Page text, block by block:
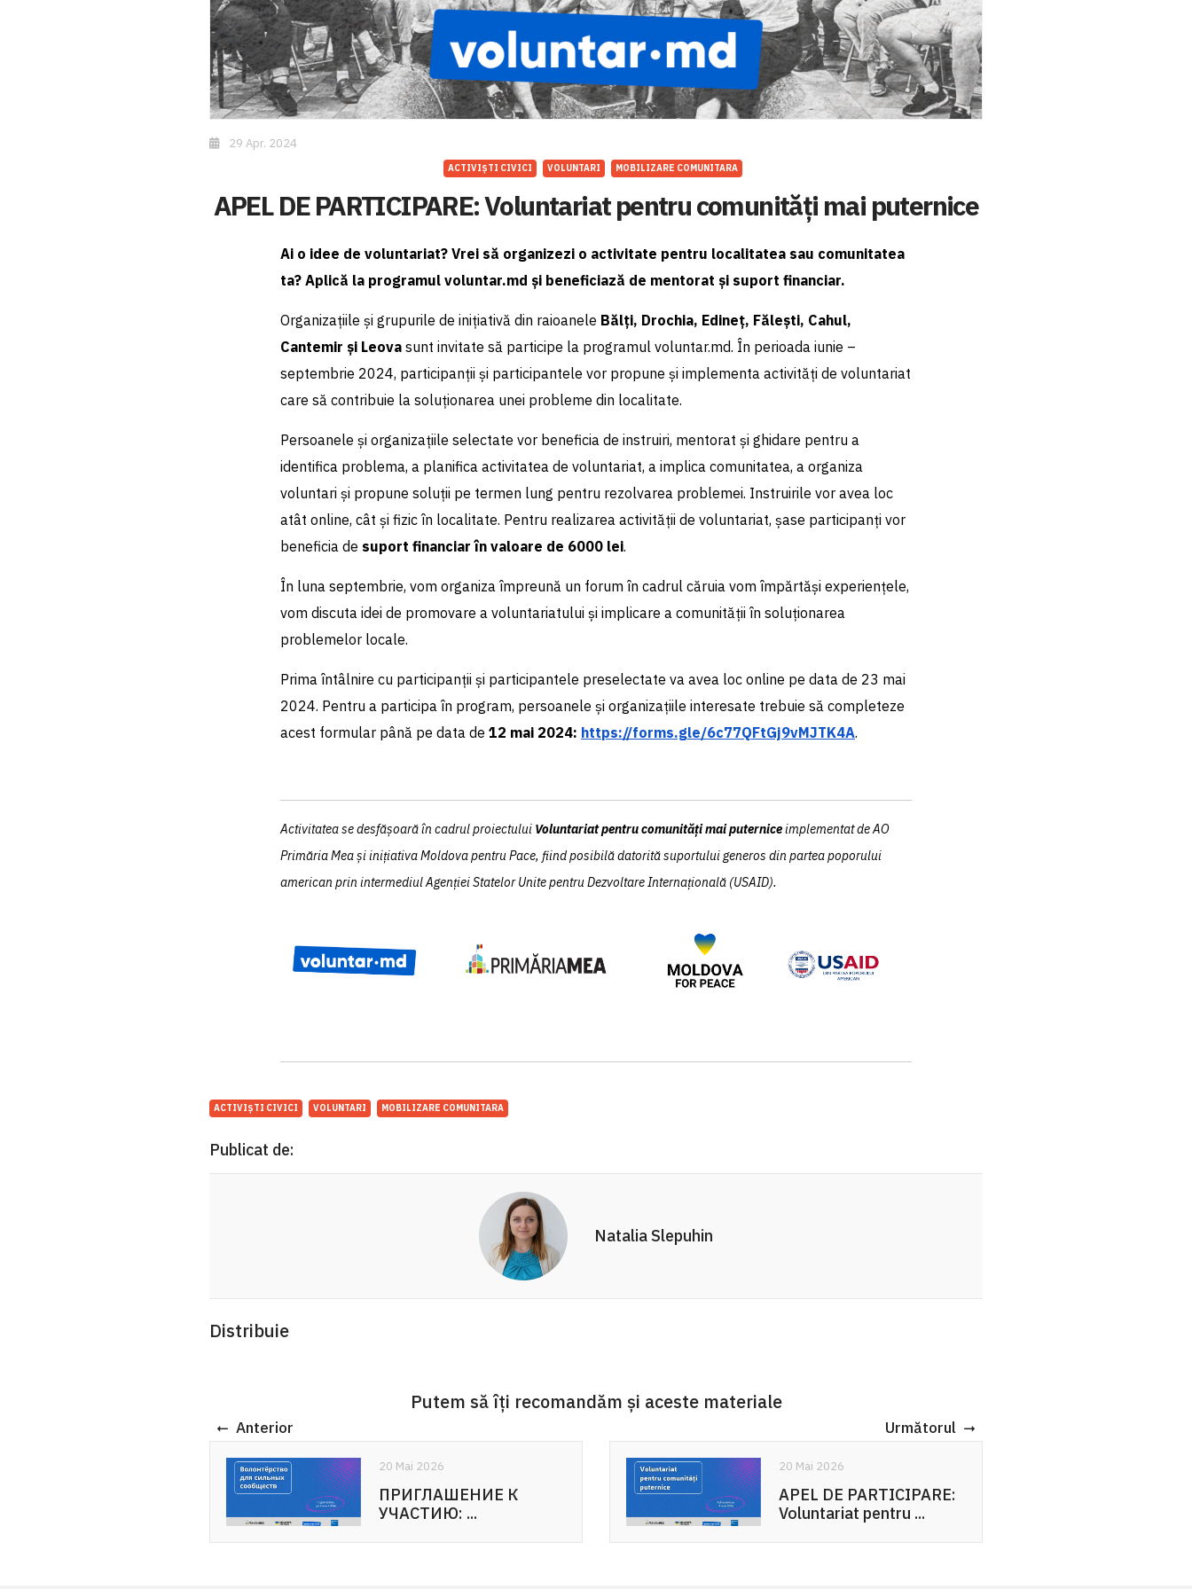
29 Apr. 2024
ACTIVIȘTI CIVICI VOLUNTARI MOBILIZARE COMUNITARA
APEL DE PARTICIPARE: Voluntariat pentru comunități mai puternice
Ai o idee de voluntariat? Vrei să organizezi o activitate pentru localitatea sau comunitatea
ta? Aplică la programul voluntar.md și beneficiază de mentorat și suport financiar.
Organizațiile și grupurile de inițiativă din raioanele Bălți, Drochia, Edineț, Fălești, Cahul,
Cantemir și Leova sunt invitate să participe la programul voluntar.md. În perioada iunie –
septembrie 2024, participanții și participantele vor propune și implementa activități de voluntariat
care să contribuie la soluționarea unei probleme din localitate.
Persoanele și organizațiile selectate vor beneficia de instruiri, mentorat și ghidare pentru a
identifica problema, a planifica activitatea de voluntariat, a implica comunitatea, a organiza
voluntari și propune soluții pe termen lung pentru rezolvarea problemei. Instruirile vor avea loc
atât online, cât și fizic în localitate. Pentru realizarea activității de voluntariat, șase participanți vor
beneficia de suport financiar în valoare de 6000 lei.
În luna septembrie, vom organiza împreună un forum în cadrul căruia vom împărtăși experiențele,
vom discuta idei de promovare a voluntariatului și implicare a comunității în soluționarea
problemelor locale.
Prima întâlnire cu participanții și participantele preselectate va avea loc online pe data de 23 mai
2024. Pentru a participa în program, persoanele și organizațiile interesate trebuie să completeze
acest formular până pe data de 12 mai 2024: https://forms.gle/6c77QFtGj9vMJTK4A.
Activitatea se desfășoară în cadrul proiectului Voluntariat pentru comunități mai puterniceimplementat de AO
Primăria Mea și inițiativa Moldova pentru Pace, fiind posibilă datorită suportului generos din partea poporului
american prin intermediul Agenției Statelor Unite pentru Dezvoltare Internațională (USAID).
ACTIVIȘTI CIVICI VOLUNTARI MOBILIZARE COMUNITARA
Publicat de:
Natalia Slepuhin
Distribuie
Putem să îți recomandăm și aceste materiale
Anterior Următorul
20 Mai 2026
ПРИГЛАШЕНИЕ К
УЧАСТИЮ: ...
20 Mai 2026
APEL DE PARTICIPARE:
Voluntariat pentru ...